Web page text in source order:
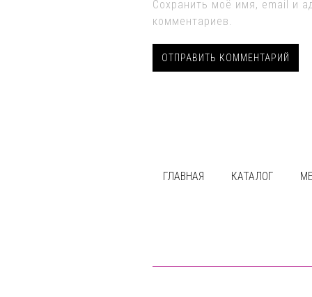
Сохранить моё имя, email и
комментариев.
ГЛАВНАЯ КАТАЛОГ